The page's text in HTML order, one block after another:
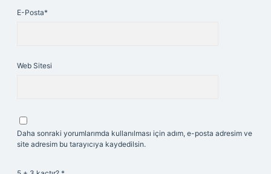
E-Posta*
Web Sitesi
Daha sonraki yorumlarımda kullanılması için adım, e-posta adresim ve
site adresim bu tarayıcıya kaydedilsin.